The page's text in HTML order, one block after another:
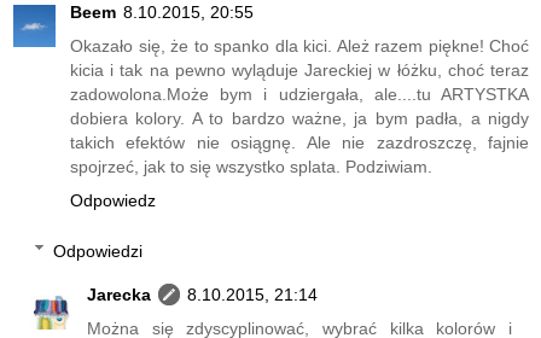
Beem 8.10.2015, 20:55
Okazało się, że to spanko dla kici. Ależ razem piękne! Choć
kicia i tak na pewno wyląduje Jareckiej w łóżku, choć teraz
zadowolona.Może bym i udziergała, ale....tu ARTYSTKA
dobiera kolory. A to bardzo ważne, ja bym padła, a nigdy
takich efektów nie osiągnę. Ale nie zazdroszczę, fajnie
spojrzeć, jak to się wszystko splata. Podziwiam.
Odpowiedz
Odpowiedzi
Jarecka
8.10.2015, 21:14
Można się zdyscyplinować, wybrać kilka kolorów i